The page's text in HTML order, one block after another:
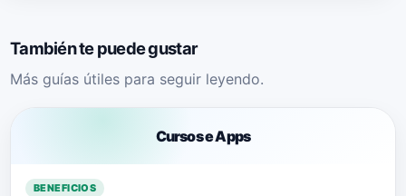
También te puede gustar
Más guías útiles para seguir leyendo.
Cursos e Apps
BENEFICIOS